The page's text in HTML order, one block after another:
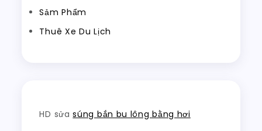
Sảm Phẩm
Thuê Xe Du Lịch
HD sửasúng bắn bu lông bằng hơi